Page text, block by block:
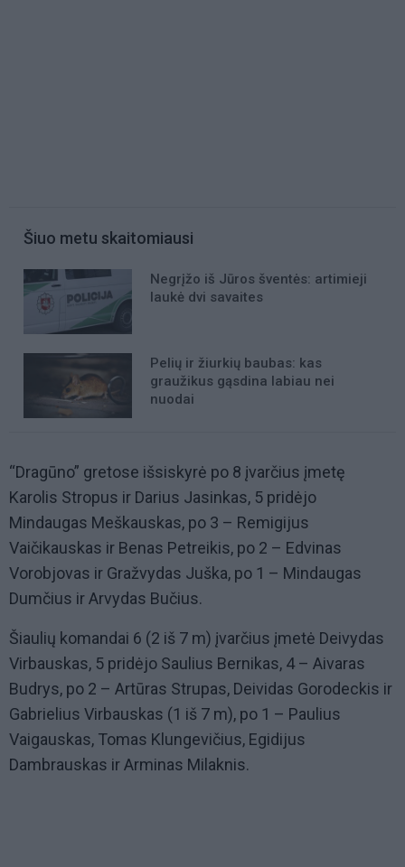
Šiuo metu skaitomiausi
Negrįžo iš Jūros šventės: artimieji
laukė dvi savaites
Pelių ir žiurkių baubas: kas
graužikus gąsdina labiau nei
nuodai
“Dragūno” gretose išsiskyrė po 8 įvarčius įmetę
Karolis Stropus ir Darius Jasinkas, 5 pridėjo
Mindaugas Meškauskas, po 3 – Remigijus
Vaičikauskas ir Benas Petreikis, po 2 – Edvinas
Vorobjovas ir Gražvydas Juška, po 1 – Mindaugas
Dumčius ir Arvydas Bučius.
Šiaulių komandai 6 (2 iš 7 m) įvarčius įmetė Deivydas
Virbauskas, 5 pridėjo Saulius Bernikas, 4 – Aivaras
Budrys, po 2 – Artūras Strupas, Deividas Gorodeckis ir
Gabrielius Virbauskas (1 iš 7 m), po 1 – Paulius
Vaigauskas, Tomas Klungevičius, Egidijus
Dambrauskas ir Arminas Milaknis.